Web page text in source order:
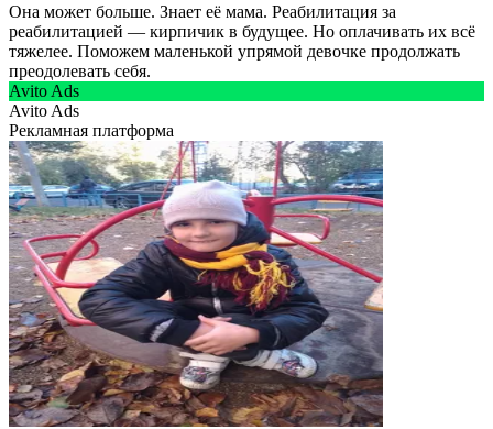
Она может больше. Знает её мама. Реабилитация за
реабилитацией — кирпичик в будущее. Но оплачивать их всё
тяжелее. Поможем маленькой упрямой девочке продолжать
преодолевать себя.
Avito Ads
Avito Ads
Рекламная платформа